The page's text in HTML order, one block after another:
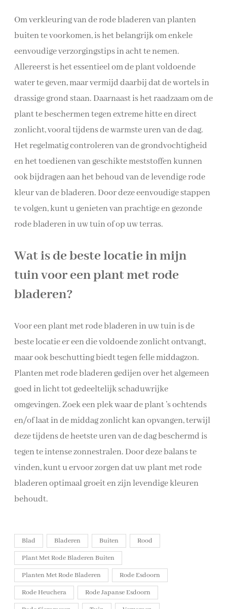
Om verkleuring van de rode bladeren van planten
buiten te voorkomen, is het belangrijk om enkele
eenvoudige verzorgingstips in acht te nemen.
Allereerst is het essentieel om de plant voldoende
water te geven, maar vermijd daarbij dat de wortels in
drassige grond staan. Daarnaast is het raadzaam om de
plant te beschermen tegen extreme hitte en direct
zonlicht, vooral tijdens de warmste uren van de dag.
Het regelmatig controleren van de grondvochtigheid
en het toedienen van geschikte meststoffen kunnen
ook bijdragen aan het behoud van de levendige rode
kleur van de bladeren. Door deze eenvoudige stappen
te volgen, kunt u genieten van prachtige en gezonde
rode bladeren in uw tuin of op uw terras.
Wat is de beste locatie in mijn
tuin voor een plant met rode
bladeren?
Voor een plant met rode bladeren in uw tuin is de
beste locatie er een die voldoende zonlicht ontvangt,
maar ook beschutting biedt tegen felle middagzon.
Planten met rode bladeren gedijen over het algemeen
goed in licht tot gedeeltelijk schaduwrijke
omgevingen. Zoek een plek waar de plant ’s ochtends
en/of laat in de middag zonlicht kan opvangen, terwijl
deze tijdens de heetste uren van de dag beschermd is
tegen te intense zonnestralen. Door deze balans te
vinden, kunt u ervoor zorgen dat uw plant met rode
bladeren optimaal groeit en zijn levendige kleuren
behoudt.
Blad Bladeren Buiten
Rood
Plant Met Rode Bladeren Buiten
Planten Met Rode Bladeren
Rode Esdoorn
Rode Heuchera
Rode Japanse Esdoorn